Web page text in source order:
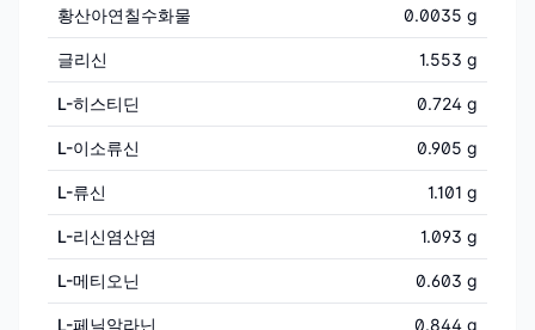
황산아연칠수화물 0.0035 g
글리신 1.553 g
L-히스티딘 0.724 g
L-이소류신 0.905 g
L-류신 1.101 g
L-리신염산염 1.093 g
L-메티오닌 0.603 g
L-페닐알라닌 0.844 g